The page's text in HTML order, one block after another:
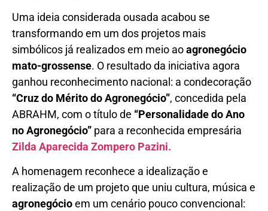
Uma ideia considerada ousada acabou se
transformando em um dos projetos mais
simbólicos já realizados em meio aoagronegócio
mato-grossense. O resultado da iniciativa agora
ganhou reconhecimento nacional: a condecoração
“Cruz do Mérito do Agronegócio”, concedida pela
ABRAHM, com o título de “Personalidade do Ano
no Agronegócio” para a reconhecida empresária
Zilda Aparecida Zompero Pazini.
A homenagem reconhece a idealização e
realização de um projeto que uniu cultura, música e
agronegócioem um cenário pouco convencional: